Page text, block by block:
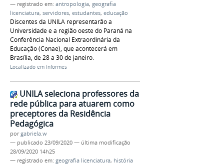
— registrado em: antropologia, geografia
licenciatura, servidores, estudantes, educação
Discentes da UNILA representarão a
Universidade e a região oeste do Paraná na
Conferência Nacional Extraordinária da
Educação (Conae), que acontecerá em
Brasília, de 28 a 30 de janeiro.
Localizado em Informes
UNILA seleciona professores da
rede pública para atuarem como
preceptores da Residência
Pedagógica
porgabriela.w
— publicado 23/09/2020 — última modificação
28/09/2020 14h25
— registrado em: geografia licenciatura, história